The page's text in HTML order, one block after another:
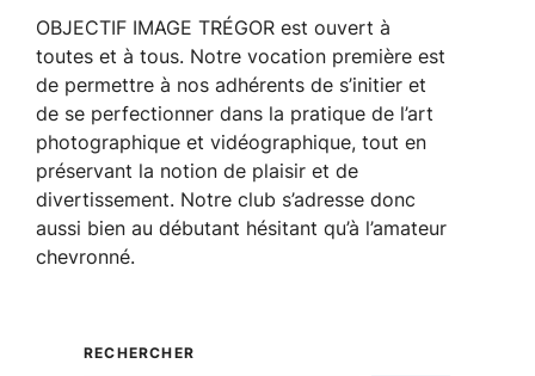
OBJECTIF IMAGE TRÉGOR est ouvert à
toutes et à tous. Notre vocation première est
de permettre à nos adhérents de s’initier et
de se perfectionner dans la pratique de l’art
photographique et vidéographique, tout en
préservant la notion de plaisir et de
divertissement. Notre club s’adresse donc
aussi bien au débutant hésitant qu’à l’amateur
chevronné.
RECHERCHER